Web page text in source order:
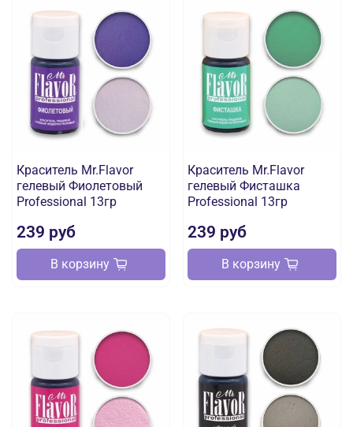
Краситель Mr.Flavor
гелевый Фиолетовый
Professional 13гр
239 руб
В корзину
Краситель Mr.Flavor
гелевый Фисташка
Professional 13гр
239 руб
В корзину